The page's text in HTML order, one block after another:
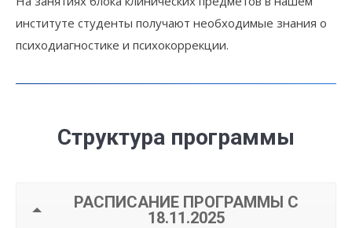
институте студенты получают необходимые знания о
психодиагностике и психокоррекции.
Структура программы
РАСПИСАНИЕ ПРОГРАММЫ С
18.11.2025